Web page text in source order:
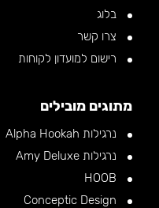
בלוג
צרו קשר
רישום למועדון לקוחות
מתוגים מובילים
נרגילות Alpha Hookah
נרגילות Amy Deluxe